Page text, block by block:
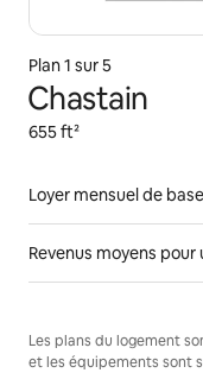
Plan 1 sur 5
Chastain
655 ft²
Loyer mensuel de base
Revenus moyens pour
Les plans du logement
et les équipements sont